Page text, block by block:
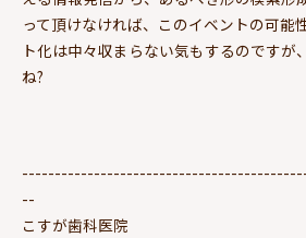
って頂けなければ、このイベントの可能
ト化は中々収まらない気もするのですが
ね?
--
こすが歯科医院